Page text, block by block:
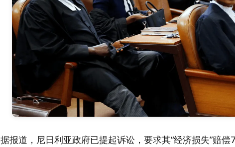
据报道，尼日利亚政府已提起诉讼，要求其“经济损失”赔